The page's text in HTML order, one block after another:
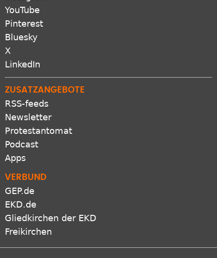
Instagram
YouTube
Pinterest
Bluesky
X
ZUSATZANGEBOTE
RSS-feeds
Newsletter
Protestantomat
Podcast
VERBUND
GEP.de
EKD.de
Gliedkirchen der EKD